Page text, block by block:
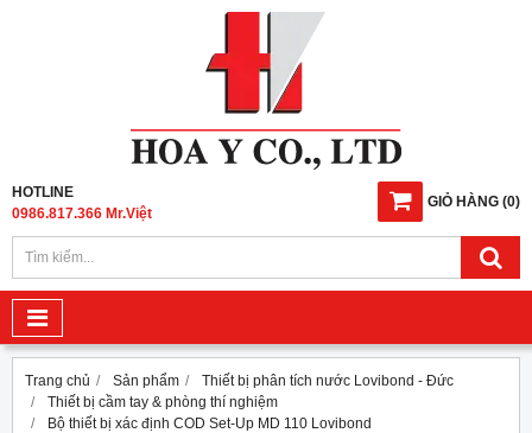
GIỎ HÀNG (0)
HOTLINE
0986.817.366 Mr.Việt
Trang chủ Sản phẩm
Thiết bị phân tích nước Lovibond - Đức
Thiết bị cầm tay & phòng thí nghiệm
Bộ thiết bị xác định COD Set-Up MD 110 Lovibond